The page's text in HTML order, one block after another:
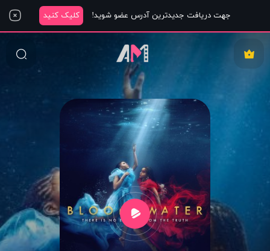
جهت دریافت جدیدترین آدرس عضو شوید! کلیک کنید